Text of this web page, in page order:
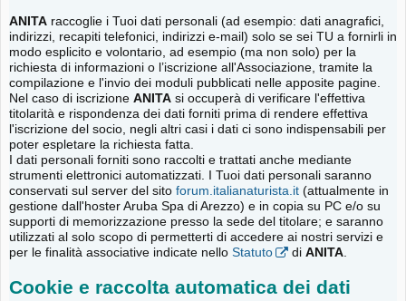
ANITA raccoglie i Tuoi dati personali (ad esempio: dati anagrafici,
indirizzi, recapiti telefonici, indirizzi e-mail) solo se sei TU a fornirli in
modo esplicito e volontario, ad esempio (ma non solo) per la
richiesta di informazioni o l’iscrizione all'Associazione, tramite la
compilazione e l'invio dei moduli pubblicati nelle apposite pagine.
Nel caso di iscrizione ANITA si occuperà di verificare l'effettiva
titolarità e rispondenza dei dati forniti prima di rendere effettiva
l'iscrizione del socio, negli altri casi i dati ci sono indispensabili per
poter espletare la richiesta fatta.
I dati personali forniti sono raccolti e trattati anche mediante
strumenti elettronici automatizzati. I Tuoi dati personali saranno
conservati sul server del sito forum.italianaturista.it (attualmente in
gestione dall'hoster Aruba Spa di Arezzo) e in copia su PC e/o su
supporti di memorizzazione presso la sede del titolare; e saranno
utilizzati al solo scopo di permetterti di accedere ai nostri servizi e
per le finalità associative indicate nello Statuto di ANITA.
Cookie e raccolta automatica dei dati